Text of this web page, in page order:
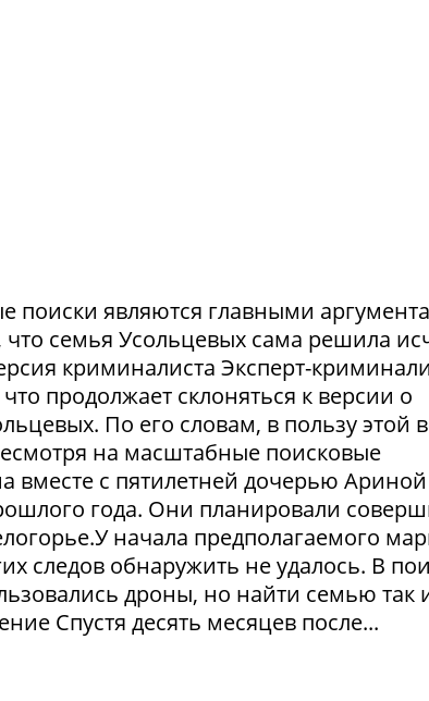
поиски являются главными
семья Усольцевых сама решила
криминалиста Эксперт-
продолжает склоняться к версии о
По его словам, в пользу этой
на масштабные поисковые
с пятилетней дочерью Ариной
года. Они планировали
начала предполагаемого
следов обнаружить не удалось. В
дроны, но найти семью так
Спустя десять месяцев после...